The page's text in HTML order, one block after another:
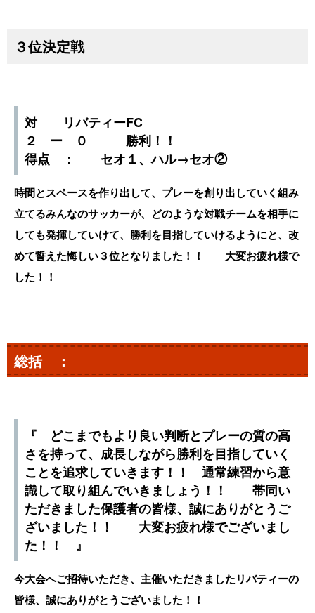
３位決定戦
対 リバティーFC
２ ー ０ 勝利！！
得点 ： セオ１、ハル→セオ②
時間とスペースを作り出して、プレーを創り出していく組み
立てるみんなのサッカーが、どのような対戦チームを相手に
しても発揮していけて、勝利を目指していけるようにと、改
めて誓えた悔しい３位となりました！！ 大変お疲れ様で
した！！
総括 ：
『 どこまでもより良い判断とプレーの質の高
さを持って、成長しながら勝利を目指していく
ことを追求していきます！！ 通常練習から意
識して取り組んでいきましょう！！ 帯同い
ただきました保護者の皆様、誠にありがとうご
ざいました！！ 大変お疲れ様でございまし
た！！ 』
今大会へご招待いただき、主催いただきましたリバティーの
皆様、誠にありがとうございました！！